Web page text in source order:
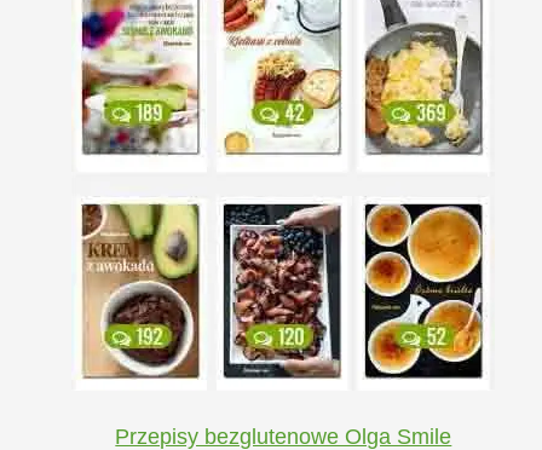
Przepisy bezglutenowe Olga Smile